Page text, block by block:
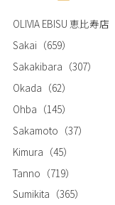
OLIVIA EBISU 恵比寿店
Sakai （659）
Sakakibara （307）
Okada （62）
Ohba （145）
Sakamoto （37）
Kimura （45）
Tanno （719）
Sumikita （365）